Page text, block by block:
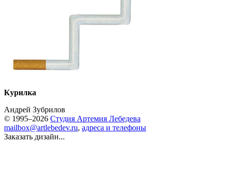
Курилка
Андрей Зубрилов
© 1995–2026 Студия Артемия Лебедева
mailbox@artlebedev.ru, адреса и телефоны
Заказать дизайн...